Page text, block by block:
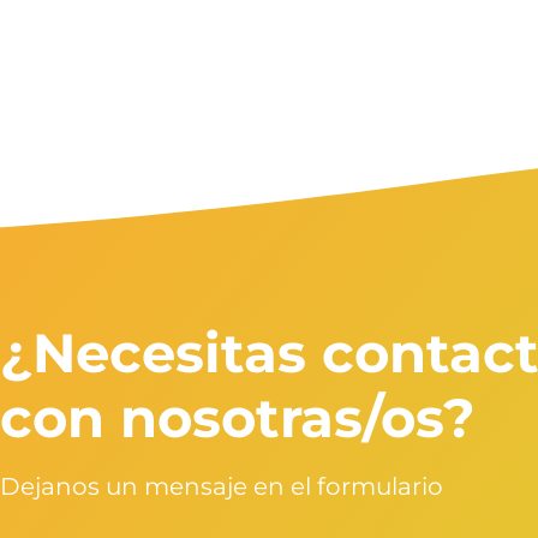
¿Necesitas
con nosotras/os?
Dejanos un mensaje en el formulario